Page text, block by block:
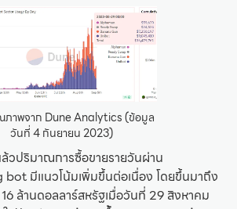
าพจาก Dune Analytics (ข้อมูล
วันที่ 4 กันยายน 2023)
วปริมาณการซื้อขายรายวันผ่าน
มีแนวโน้มเพิ่มขึ้นต่อเนื่อง โดยขึ้นมาถึง
ล้านดอลลาร์สหรัฐเมื่อวันที่ 29 สิงหาคม